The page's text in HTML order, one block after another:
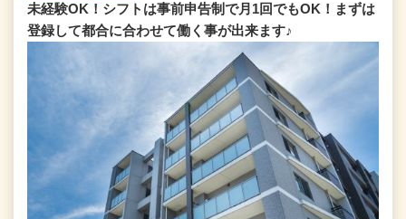
未経験OK！シフトは事前申告制で月1回でもOK！まずは
登録して都合に合わせて働く事が出来ます♪